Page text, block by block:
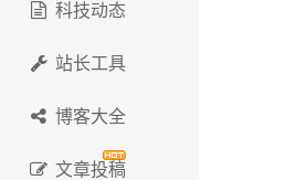
科技动态
站长工具
博客大全
文章投稿